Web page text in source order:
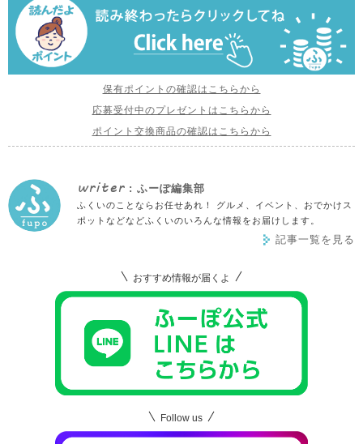
保有ポイントの確認はこちらから
応募受付中のプレゼントはこちらから
ポイント交換商品の確認はこちらから
writer : ふーぽ編集部
ふくいのことならお任せあれ！ グルメ、イベント、おでかけス
ポットなどなどふくいのいろんな情報をお届けします。
記事一覧を見る
おすすめ情報が届くよ
Follow us